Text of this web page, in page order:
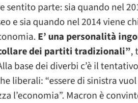
sentito parte: sia quando nel
e sia quando nel 2014 viene
E’ una personalità
dei partiti tradizionali”,
base dei diverbi c’è il
liberali: “essere di sinistra
l’economia”. Macron è